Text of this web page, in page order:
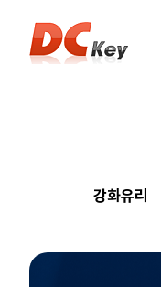
강화유리